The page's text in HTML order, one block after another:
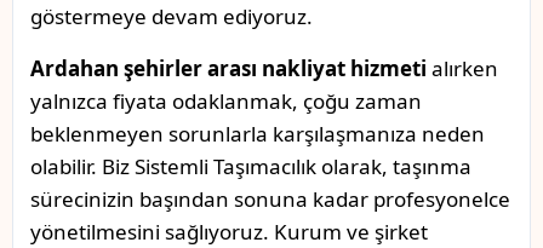
göstermeye devam ediyoruz.
Ardahan şehirler arası nakliyat hizmeti alırken
yalnızca fiyata odaklanmak, çoğu zaman
beklenmeyen sorunlarla karşılaşmanıza neden
olabilir. Biz Sistemli Taşımacılık olarak, taşınma
sürecinizin başından sonuna kadar profesyonelce
yönetilmesini sağlıyoruz. Kurum ve şirket